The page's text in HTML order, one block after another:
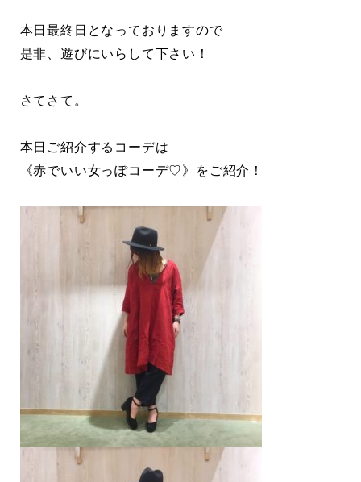
本日最終日となっておりますので
是非、遊びにいらして下さい！
さてさて。
本日ご紹介するコーデは
《赤でいい女っぽコーデ♡》をご紹介！